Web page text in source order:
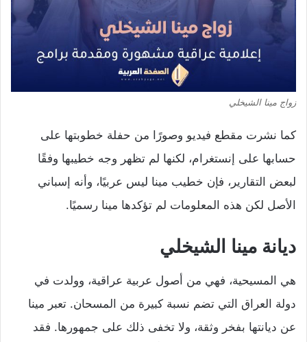
زواج مينا الشيخلي
كما نشرت مقطع فيديو وصورًا من حفلة خطوبتها على
حسابها على إنستغرام، لكنها لم تظهر وجه خطيبها وفقًا
لبعض التقارير، فإن خطيب مينا ليس عربيًا، وأنه إسباني
الأصل لكن هذه المعلومات لم تؤكدها مينا رسميًا.
ديانة مينا الشيخلي
هي المسيحية، فهي من أصول عربية عراقية، وولدت في
دولة العراق التي تضم نسبة كبيرة من المسحان. تعبر مينا
عن ديانتها بفخر وثقة، ولا تخفى ذلك على جمهورها. فقد